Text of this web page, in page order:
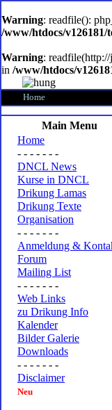
software
Warning: readfile():
/www/htdocs/v126181/
Warning:
in /www/htdocs/
Home
Main Menu
Home
- - - - - - -
DNCL News
Kurse in DNCL
Drikung Lamas
Drikung Texte
Organisation
- - - - - - -
Anmeldung &
Forum
Mailing List
- - - - - - -
Web Links
zu Drikung Info
Kalender
Bilder Galerie
Downloads
- - - - - - -
Disclaimer
Neu